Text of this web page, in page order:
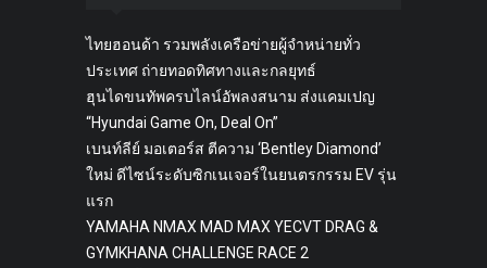
ไทยฮอนด้า รวมพลังเครือข่ายผู้จำหน่ายทั่ว
ประเทศ ถ่ายทอดทิศทางและกลยุทธ์
ฮุนไดขนทัพครบไลน์อัพลงสนาม ส่งแคมเปญ
“Hyundai Game On, Deal On”
เบนท์ลีย์ มอเตอร์ส ตีความ ‘Bentley Diamond’
ใหม่ ดีไซน์ระดับซิกเนเจอร์ในยนตรกรรม EV รุ่น
แรก
YAMAHA NMAX MAD MAX YECVT DRAG &
GYMKHANA CHALLENGE RACE 2